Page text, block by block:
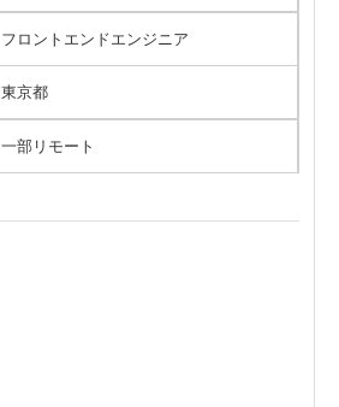
フロントエンドエンジニア
東京都
一部リモート